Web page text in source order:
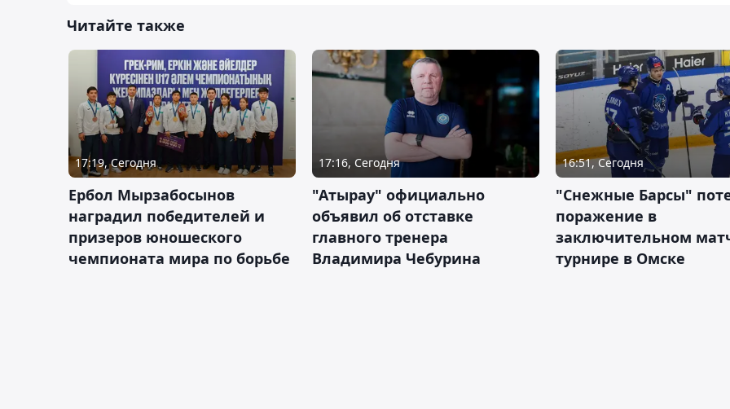
Читайте также
17:19, Сегодня
Ербол Мырзабосынов
наградил победителей и
призеров юношеского
чемпионата мира по борьбе
17:16, Сегодня
"Атырау" официально
объявил об отставке
главного тренера
Владимира Чебурина
16:51, Сегодня
"Снежные Барсы"
поражение в
заключительном
турнире в Омске